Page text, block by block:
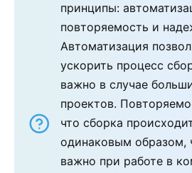
принципы:
повторяемость и
Автоматизация
ускорить процесс
важно в случае
проектов.
что сборка
одинаковым образом,
важно при работе в